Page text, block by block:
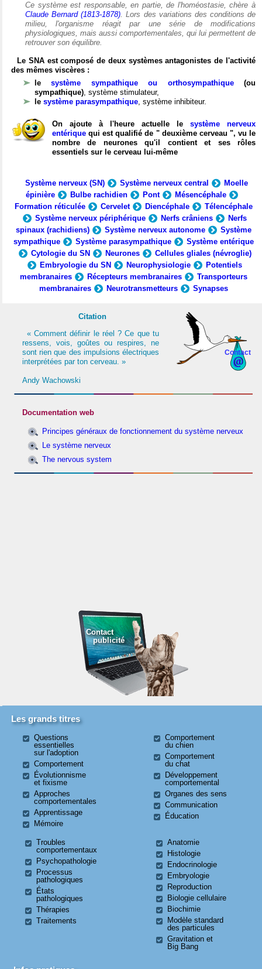
Ce système est responsable, en partie, de l'homéostasie, chère à
Claude Bernard (1813-1878). Lors des variations des conditions de
milieu, l'organisme réagit par une série de modifications
physiologiques, mais aussi comportementales, qui lui permettent de
retrouver son équilibre.
Le SNA est composé de deux systèmes antagonistes de l'activité
des mêmes viscères :
lesystème sympathique ou orthosympathique(ou
sympathique), système stimulateur,
le système parasympathique, système inhibiteur.
On ajoute à l'heure actuelle le système nerveux
entérique qui est qualifié de " deuxième cerveau ", vu le
nombre de neurones qu'il contient et ses rôles
essentiels sur le cerveau lui-même
Système nerveux (SN) Système nerveux central
Moelle
épinière
Bulbe rachidien Pont
Mésencéphale
Formation réticulée
Cervelet Diencéphale
Télencéphale
Système nerveux périphérique
Nerfs crâniens
Nerfs
spinaux (rachidiens)
Système nerveux autonome
Système
sympathique
Système parasympathique
Système entérique
Cytologie du SN
Neurones
Cellules gliales (névroglie)
Embryologie du SN
Neurophysiologie
Potentiels
membranaires
Récepteurs membranaires
Transporteurs
membranaires
Neurotransmetteurs Synapses
Contact
Citation
« Comment définir le réel ? Ce que tu
ressens, vois, goûtes ou respires, ne
sont rien que des impulsions électriques
interprétées par ton cerveau. »
Andy Wachowski
Documentation web
Principes généraux de fonctionnement du système nerveux
Le système nerveux
The nervous system
Contact
publicité
Les grands titres
Questions
essentielles
sur l'adoption
Comportement
Évolutionnisme
et fixisme
Approches
comportementales
Apprentissage
Mémoire
Comportement
du chien
Comportement
du chat
Développement
comportemental
Organes des sens
Communication
Éducation
Troubles
comportementaux
Psychopathologie
Processus
pathologiques
États
pathologiques
Thérapies
Traitements
Anatomie
Histologie
Endocrinologie
Embryologie
Reproduction
Biologie cellulaire
Biochimie
Modèle standard
des particules
Gravitation et
Big Bang